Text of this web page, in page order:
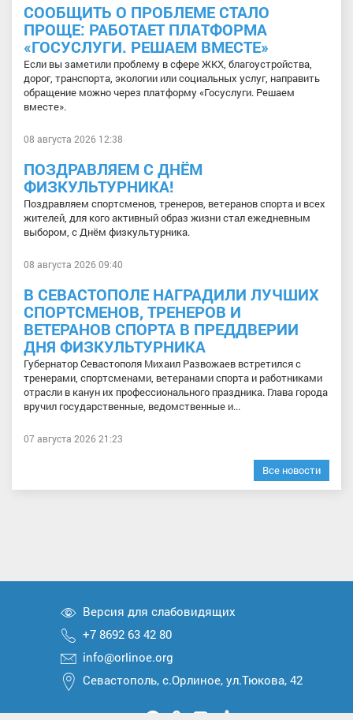
СООБЩИТЬ О ПРОБЛЕМЕ СТАЛО
ПРОЩЕ: РАБОТАЕТ ПЛАТФОРМА
«ГОСУСЛУГИ. РЕШАЕМ ВМЕСТЕ»
Если вы заметили проблему в сфере ЖКХ, благоустройства,
дорог, транспорта, экологии или социальных услуг, направить
обращение можно через платформу «Госуслуги. Решаем
вместе».
08 августа 2026 12:38
ПОЗДРАВЛЯЕМ С ДНЁМ
ФИЗКУЛЬТУРНИКА!
Поздравляем спортсменов, тренеров, ветеранов спорта и всех
жителей, для кого активный образ жизни стал ежедневным
выбором, с Днём физкультурника.
08 августа 2026 09:40
В СЕВАСТОПОЛЕ НАГРАДИЛИ ЛУЧШИХ
СПОРТСМЕНОВ, ТРЕНЕРОВ И
ВЕТЕРАНОВ СПОРТА В ПРЕДДВЕРИИ
ДНЯ ФИЗКУЛЬТУРНИКА
Губернатор Севастополя Михаил Развожаев встретился с
тренерами, спортсменами, ветеранами спорта и работниками
отрасли в канун их профессионального праздника. Глава города
вручил государственные, ведомственные и...
07 августа 2026 21:23
Все новости
Версия для слабовидящих
+7 8692 63 42 80
info@orlinoe.org
Севастополь, с.Орлиное, ул.Тюкова, 42